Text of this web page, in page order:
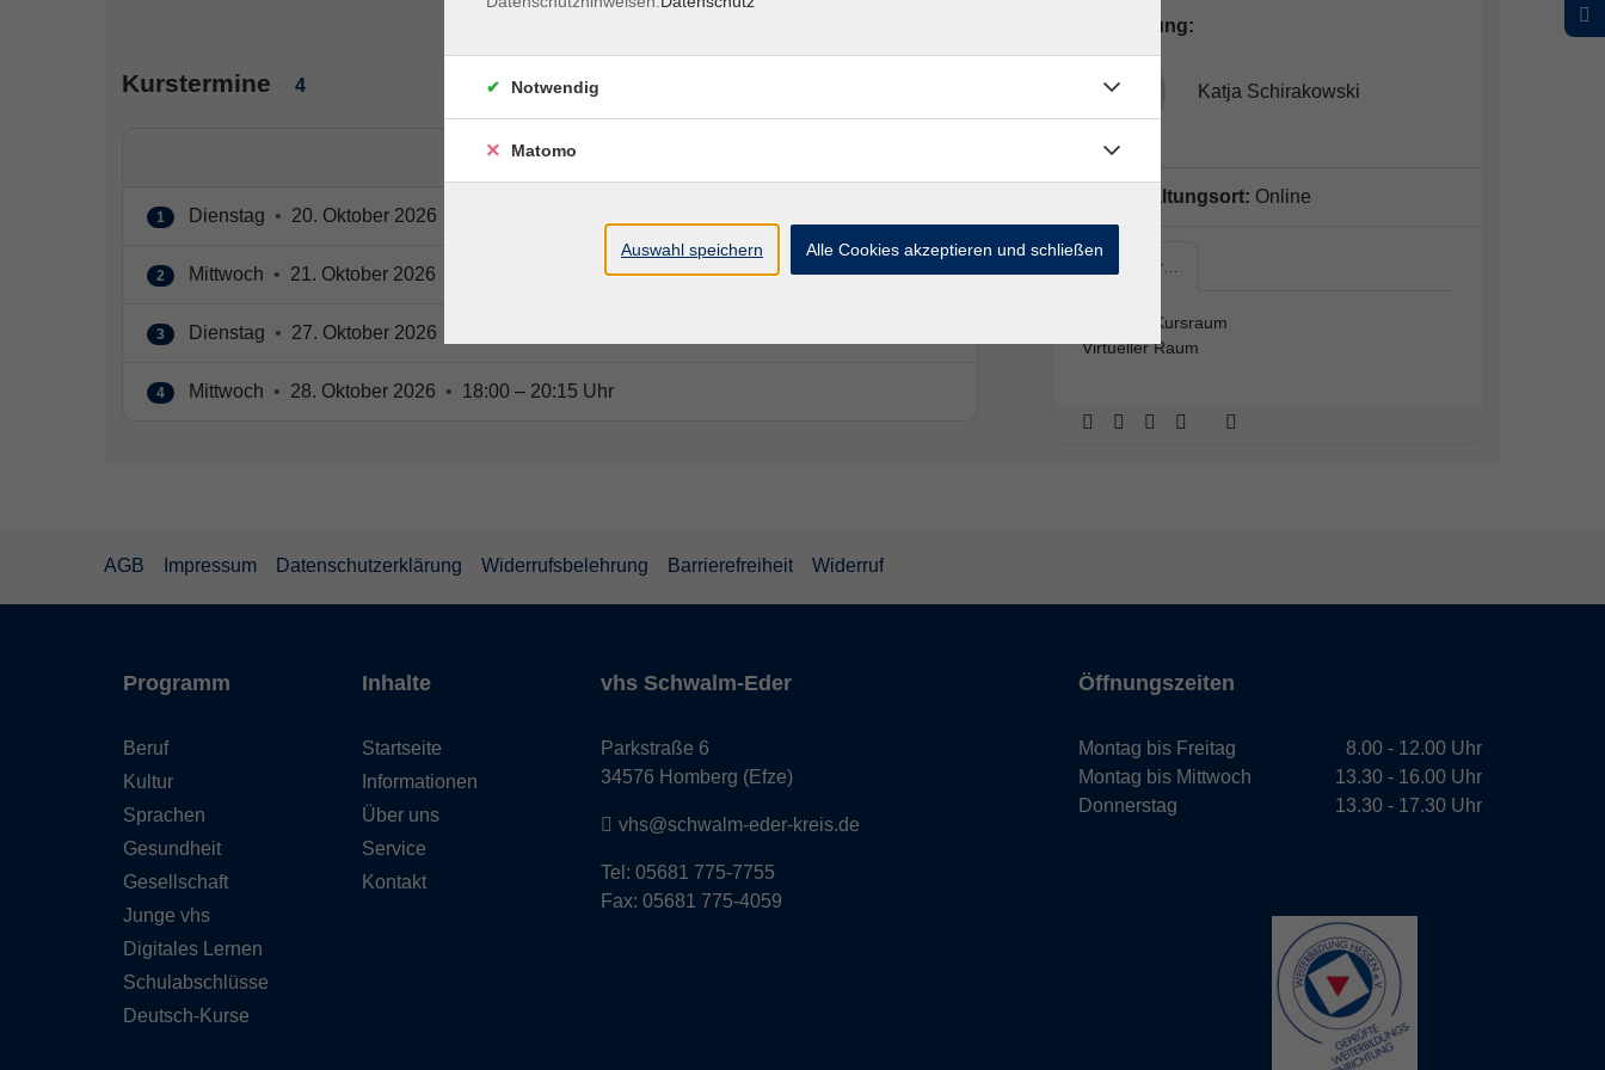
Kurstermine 4
1 Dienstag • 20. Oktober 2026
2 Mittwoch • 21. Oktober 2026 18:00 – 20:15 Uhr
3 Dienstag • 27. Oktober 2026
4 Mittwoch • 28. Oktober 2026 • 18:00 – 20:15 Uhr
Kursleitung:
Katja Schirakowski
Veranstaltungsort: Online
Virtueller…
Virtueller Kursraum
Virtueller Raum
AGB Impressum Datenschutzerklärung Widerrufsbelehrung Barrierefreiheit Widerruf
Programm
Beruf
Kultur
Sprachen
Gesundheit
Gesellschaft
Junge vhs
Digitales Lernen
Schulabschlüsse
Deutsch-Kurse
Inhalte
Startseite
Informationen
Über uns
Service
Kontakt
vhs Schwalm-Eder
Parkstraße 6
34576 Homberg (Efze)
vhs@schwalm-eder-kreis.de
Tel: 05681 775-7755
Fax: 05681 775-4059
Öffnungszeiten
Montag bis Freitag
Montag bis Mittwoch
Donnerstag
8.00 - 12.00 Uhr
13.30 - 16.00 Uhr
13.30 - 17.30 Uhr
Notwendig
Matomo
Auswahl speichern Alle Cookies akzeptieren und schließen